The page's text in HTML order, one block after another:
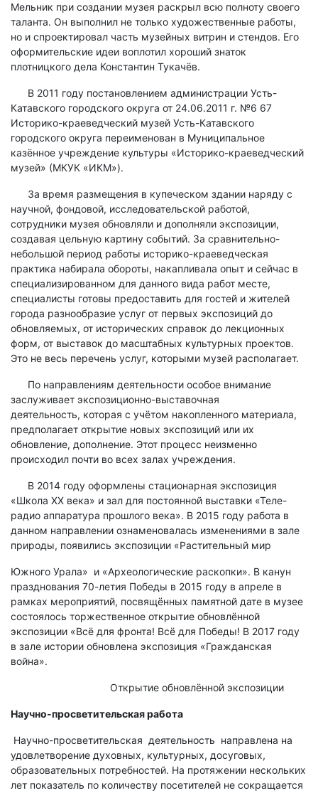
Мельник при создании музея раскрыл всю полноту своего
таланта. Он выполнил не только художественные работы,
но и спроектировал часть музейных витрин и стендов. Его
оформительские идеи воплотил хороший знаток
плотницкого дела Константин Тукачёв.
В 2011 году постановлением администрации Усть-
Катавского городского округа от 24.06.2011 г. №6 67
Историко-краеведческий музей Усть-Катавского
городского округа переименован в Муниципальное
казённое учреждение культуры «Историко-краеведческий
музей» (МКУК «ИКМ»).
За время размещения в купеческом здании наряду с
научной, фондовой, исследовательской работой,
сотрудники музея обновляли и дополняли экспозиции,
создавая цельную картину событий. За сравнительно-
небольшой период работы историко-краеведческая
практика набирала обороты, накапливала опыт и сейчас в
специализированном для данного вида работ месте,
специалисты готовы предоставить для гостей и жителей
города разнообразие услуг от первых экспозиций до
обновляемых, от исторических справок до лекционных
форм, от выставок до масштабных культурных проектов.
Это не весь перечень услуг, которыми музей располагает.
По направлениям деятельности особое внимание
заслуживает экспозиционно-выставочная
деятельность, которая с учётом накопленного материала,
предполагает открытие новых экспозиций или их
обновление, дополнение. Этот процесс неизменно
происходил почти во всех залах учреждения.
В 2014 году оформлены стационарная экспозиция
«Школа XX века» и зал для постоянной выставки «Теле-
радио аппаратура прошлого века». В 2015 году работа в
данном направлении ознаменовалась изменениями в зале
природы, появились экспозиции «Растительный мир
Южного Урала» и «Археологические раскопки». В канун
празднования 70-летия Победы в 2015 году в апреле в
рамках мероприятий, посвящённых памятной дате в музее
состоялось торжественное открытие обновлённой
экспозиции «Всё для фронта! Всё для Победы! В 2017 году
в зале истории обновлена экспозиция «Гражданская
война».
Открытие обновлённой экспозиции
Научно-просветительская работа
Научно-просветительская деятельность направлена на
удовлетворение духовных, культурных, досуговых,
образовательных потребностей. На протяжении нескольких
лет показатель по количеству посетителей не сокращается